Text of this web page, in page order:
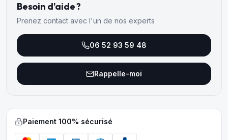
Besoin d'aide ?
Prenez contact avec l'un de nos experts
06 52 93 59 48
Rappelle-moi
Paiement 100% sécurisé